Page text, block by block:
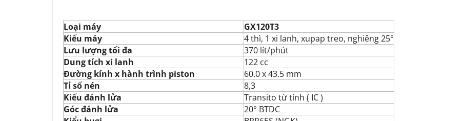
Loại máy
GX120T3
Kiểu máy
4 thì, 1 xi lanh, xupap treo, nghiêng 25°
Lưu lượng tối đa
370 lít/phút
Dung tích xi lanh
122 cc
Đường kính x hành trình piston
60.0 x 43.5 mm
Tỉ số nén
8,3
Kiểu đánh lửa
Transito từ tính ( IC )
Góc đánh lửa
20° BTDC